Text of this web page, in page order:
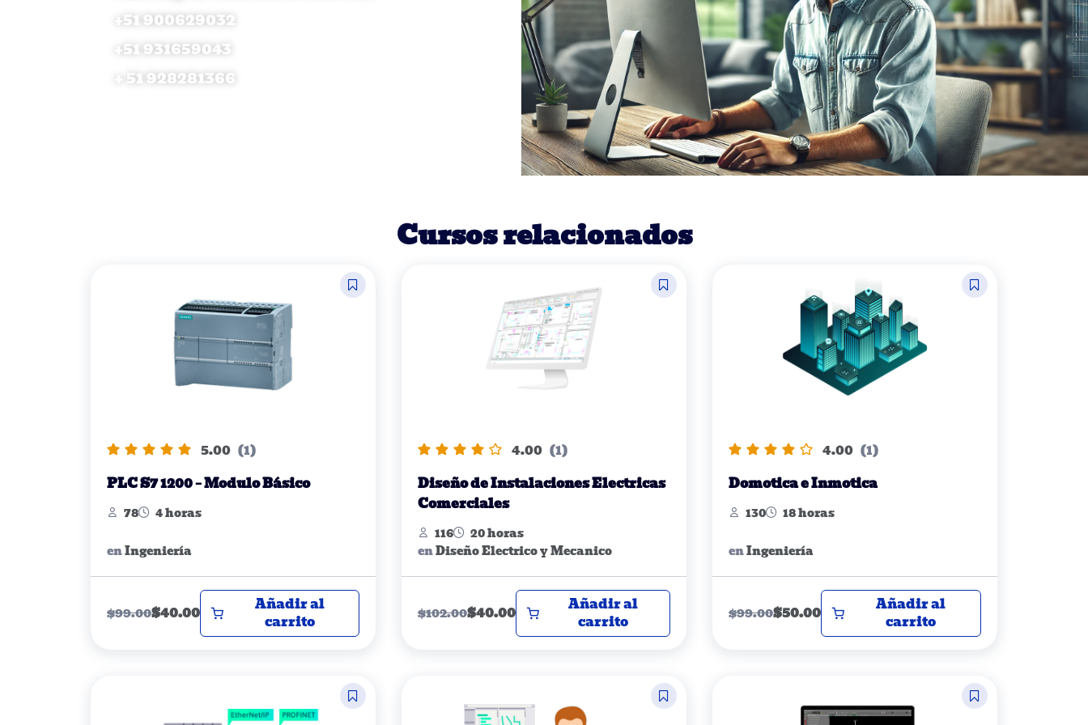
+51 900629032
+51 931659043
+ 51 928281366
Cursos relacionados
5.00 (1)
PLC S7 1200 – Modulo Básico
78 4 horas
enIngeniería
$99.00$40.00
Añadir al
carrito
4.00 (1)
Diseño de Instalaciones Electricas
Comerciales
116
20 horas
enDiseño Electrico y Mecanico
$102.00$40.00
Añadir al
carrito
4.00 (1)
Domotica e Inmotica
130 18 horas
enIngeniería
$99.00$50.00
Añadir al
carrito